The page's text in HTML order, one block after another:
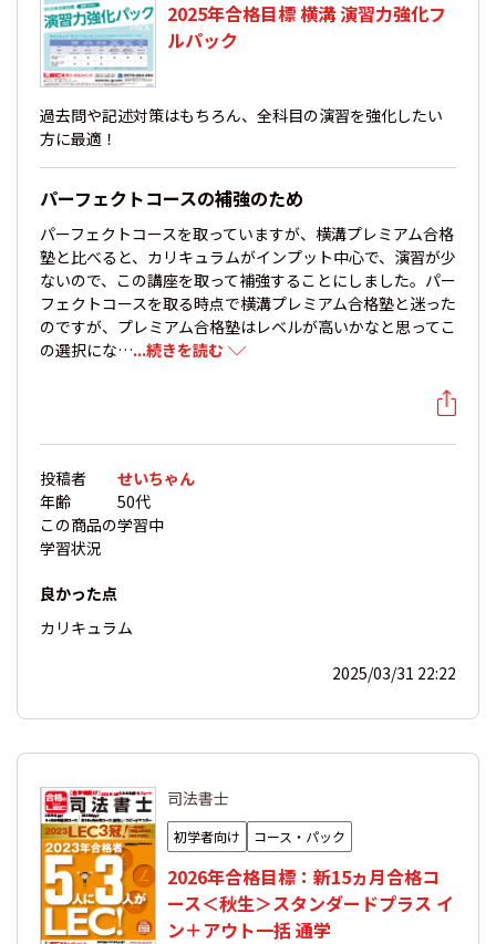
2025年合格目標 横溝 演習力強化フ
ルパック
過去問や記述対策はもちろん、全科目の演習を強化したい
方に最適！
パーフェクトコースの補強のため
パーフェクトコースを取っていますが、横溝プレミアム合格
塾と比べると、カリキュラムがインプット中心で、演習が少
ないので、この講座を取って補強することにしました。パー
フェクトコースを取る時点で横溝プレミアム合格塾と迷った
のですが、プレミアム合格塾はレベルが高いかなと思ってこ
の選択にな…...続きを読む
投稿者
せいちゃん
年齢
50代
この商品の
学習状況
学習中
良かった点
カリキュラム
2025/03/31 22:22
司法書士
初学者向け コース・パック
2026年合格目標：新15ヵ月合格コ
ース＜秋生＞スタンダードプラス イ
ン＋アウト一括 通学